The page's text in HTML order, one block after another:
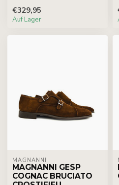
€329,95
Auf Lager
MAGNANNI
MAGNANNI GESP
COGNAC BRUCIATO